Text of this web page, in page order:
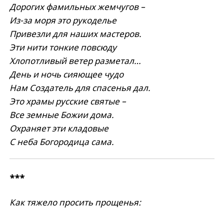
Дорогих фамильных жемчугов –
Из-за моря это рукоделье
Привезли для наших мастеров.
Эти нити тонкие повсюду
Хлопотливый ветер разметал…
День и ночь сияющее чудо
Нам Создатель для спасенья дал.
Это храмы русские святые –
Все земные Божии дома.
Охраняет эти кладовые
С неба Богородица сама.
***
Как тяжело просить прощенья: